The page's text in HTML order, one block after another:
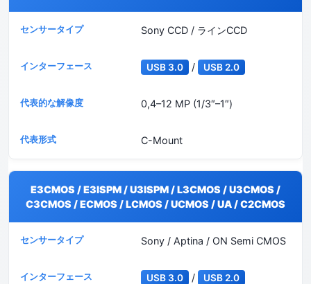
Sony CCD / ラインCCD
USB 3.0 / USB 2.0
0,4–12 MP (1/3″–1″)
C-Mount
E3CMOS / E3ISPM / U3ISPM / L3CMOS / U3CMOS /
C3CMOS / ECMOS / LCMOS / UCMOS / UA / C2CMOS
Sony / Aptina / ON Semi CMOS
USB 3.0 / USB 2.0